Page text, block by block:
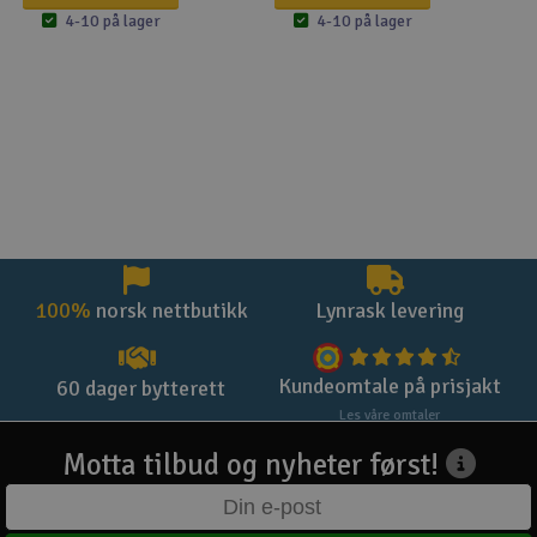
4-10 på lager 4-10 på lager
100% norsk nettbutikk Lynrask levering
60 dager bytterett Kundeomtale på prisjakt
Les våre omtaler
Motta tilbud og nyheter først!